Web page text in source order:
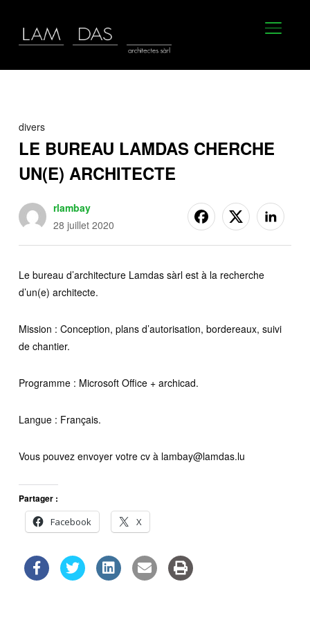
divers
LE BUREAU LAMDAS CHERCHE
UN(E) ARCHITECTE
rlambay
28 juillet 2020
Le bureau d’architecture Lamdas sàrl est à la recherche
d’un(e) architecte.
Mission : Conception, plans d’autorisation, bordereaux, suivi
de chantier.
Programme : Microsoft Office + archicad.
Langue : Français.
Vous pouvez envoyer votre cv à lambay@lamdas.lu
Partager :
Facebook
X